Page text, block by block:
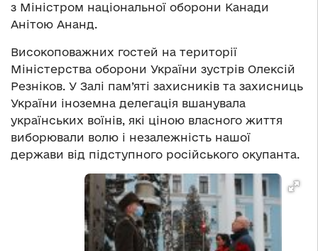
з Міністром національної оборони Канади
Анітою Ананд.
Високоповажних гостей на території
Міністерства оборони України зустрів Олексій
Резніков. У Залі пам’яті захисників та захисниць
України іноземна делегація вшанувала
українських воїнів, які ціною власного життя
виборювали волю і незалежність нашої
держави від підступного російського окупанта.